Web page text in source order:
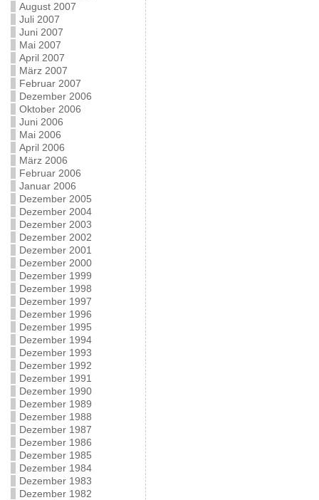
August 2007
Juli 2007
Juni 2007
Mai 2007
April 2007
März 2007
Februar 2007
Dezember 2006
Oktober 2006
Juni 2006
Mai 2006
April 2006
März 2006
Februar 2006
Januar 2006
Dezember 2005
Dezember 2004
Dezember 2003
Dezember 2002
Dezember 2001
Dezember 2000
Dezember 1999
Dezember 1998
Dezember 1997
Dezember 1996
Dezember 1995
Dezember 1994
Dezember 1993
Dezember 1992
Dezember 1991
Dezember 1990
Dezember 1989
Dezember 1988
Dezember 1987
Dezember 1986
Dezember 1985
Dezember 1984
Dezember 1983
Dezember 1982